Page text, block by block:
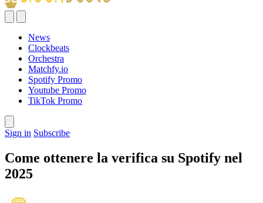
News
Clockbeats
Orchestra
Matchfy.io
Spotify Promo
Youtube Promo
TikTok Promo
Sign in Subscribe
Come ottenere la verifica su Spotify nel
2025